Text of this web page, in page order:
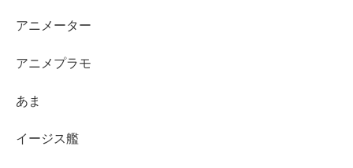
アニメーター
アニメプラモ
あま
イージス艦